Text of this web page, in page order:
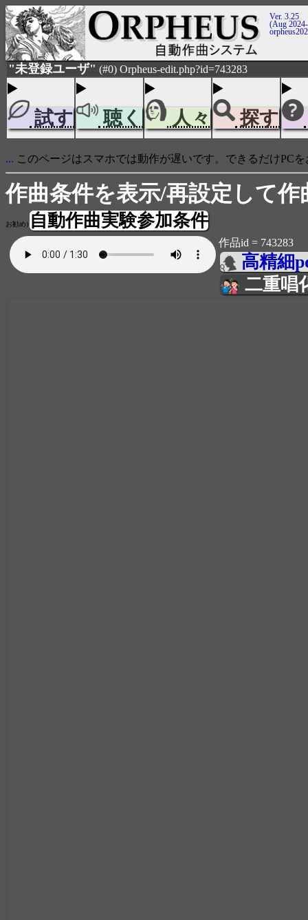
Ver. 3.25
(Aug
"未登録ユーザ" (#0) Orpheus-edit.php?id=743283
試す 聴く 人々 探す
... このページはスマホでは動作が遅いです。できるだけPC
作曲条件を表示/再設定して作
お勧め)自動作曲実験参加条件
作品id = 743283
高精細
二重唱